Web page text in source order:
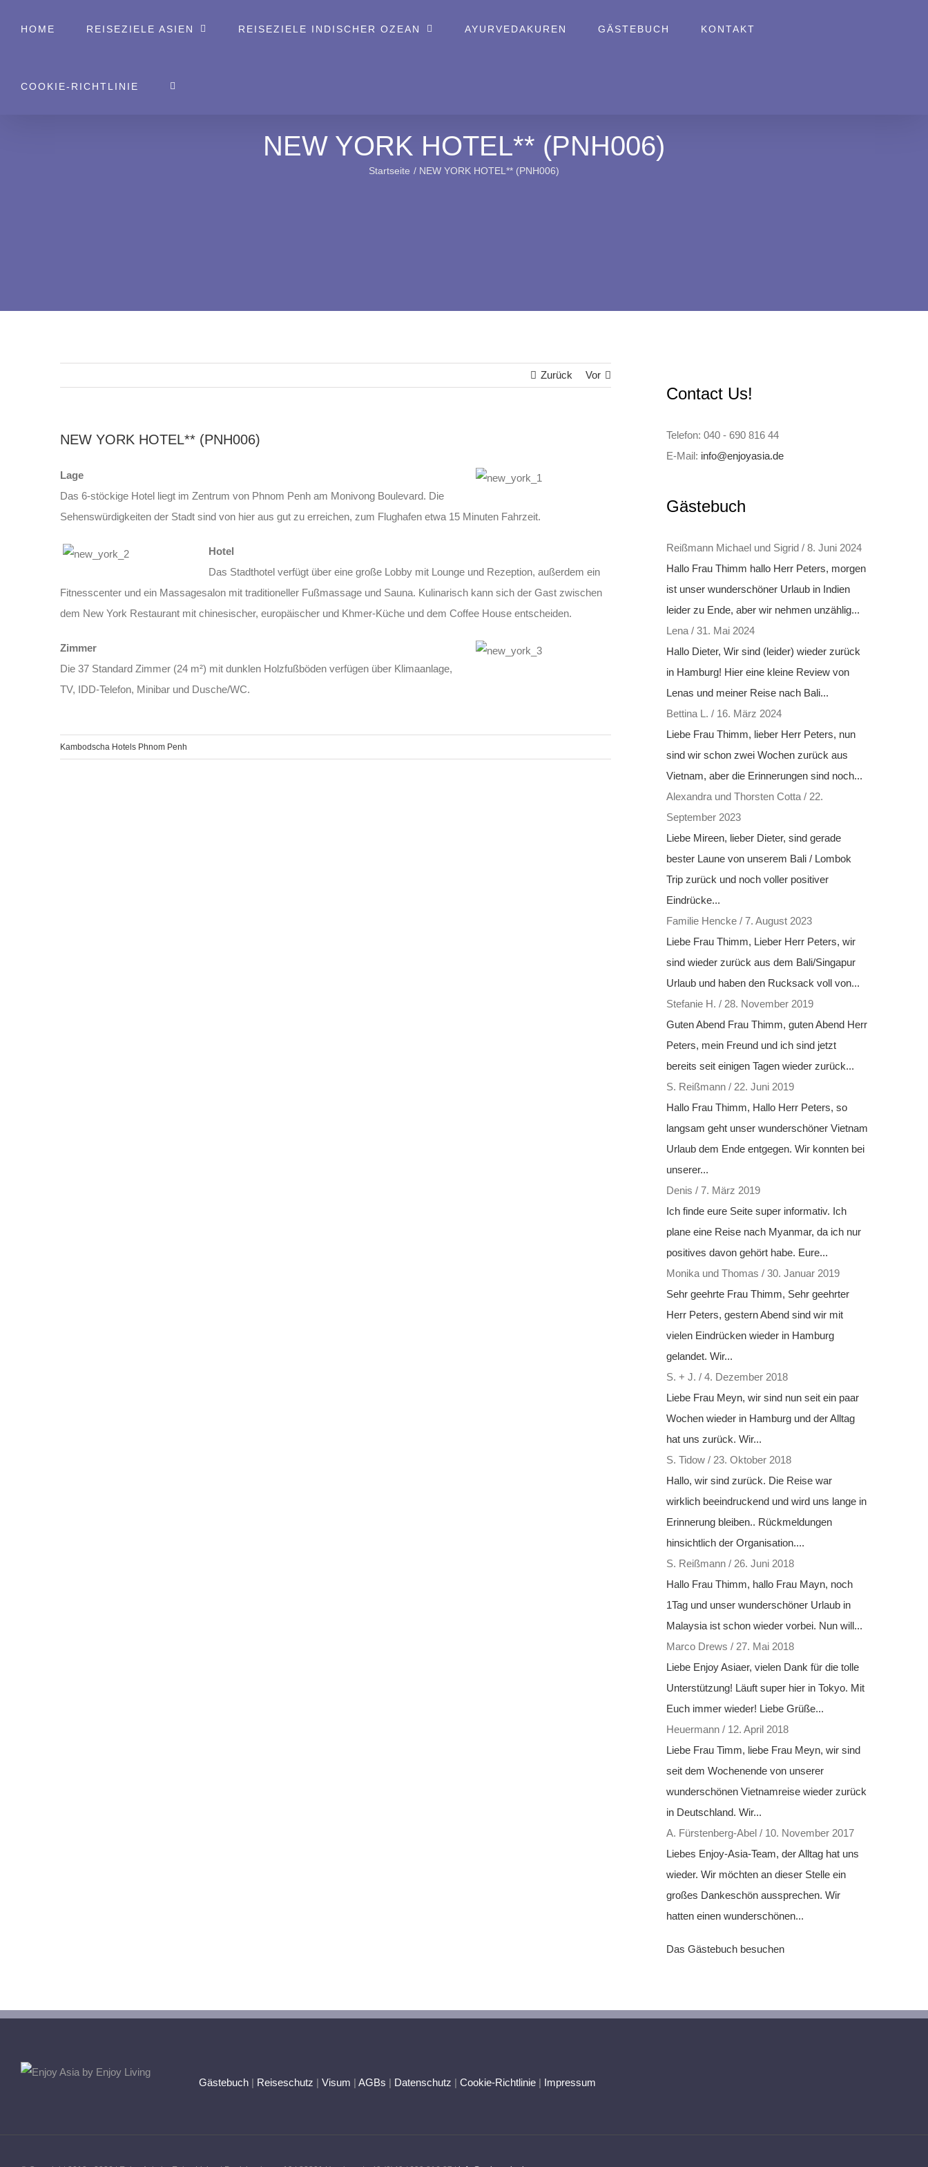
InhaltHOME REISEZIELE ASIEN REISEZIELE INDISCHER OZEAN AYURVEDAKUREN GÄSTEBUCH KONTAKT
COOKIE-RICHTLINIE
NEW YORK HOTEL** (PNH006)
Startseite NEW YORK HOTEL** (PNH006)
Zurück Vor
NEW YORK HOTEL** (PNH006)
Lage
Das 6-stöckige Hotel liegt im Zentrum von Phnom Penh am Monivong Boulevard. Die
Sehenswürdigkeiten der Stadt sind von hier aus gut zu erreichen, zum Flughafen etwa 15 Minuten Fahrzeit.
Hotel
Das Stadthotel verfügt über eine große Lobby mit Lounge und Rezeption, außerdem ein
Fitnesscenter und ein Massagesalon mit traditioneller Fußmassage und Sauna. Kulinarisch kann sich der Gast zwischen
dem New York Restaurant mit chinesischer, europäischer und Khmer-Küche und dem Coffee House entscheiden.
Zimmer
Die 37 Standard Zimmer (24 m²) mit dunklen Holzfußböden verfügen über Klimaanlage,
TV, IDD-Telefon, Minibar und Dusche/WC.
Kambodscha Hotels Phnom Penh
Contact Us!
Telefon: 040 - 690 816 44
E-Mail: info@enjoyasia.de
Gästebuch
Reißmann Michael und Sigrid/ 8. Juni 2024
Hallo Frau Thimm hallo Herr Peters, morgen
ist unser wunderschöner Urlaub in Indien
leider zu Ende, aber wir nehmen unzählig...
Lena/ 31. Mai 2024
Hallo Dieter, Wir sind (leider) wieder zurück
in Hamburg! Hier eine kleine Review von
Lenas und meiner Reise nach Bali...
Bettina L. / 16. März 2024
Liebe Frau Thimm, lieber Herr Peters, nun
sind wir schon zwei Wochen zurück aus
Vietnam, aber die Erinnerungen sind noch...
Alexandra und Thorsten Cotta/ 22.
September 2023
Liebe Mireen, lieber Dieter, sind gerade
bester Laune von unserem Bali / Lombok
Trip zurück und noch voller positiver
Eindrücke...
Familie Hencke/ 7. August 2023
Liebe Frau Thimm, Lieber Herr Peters, wir
sind wieder zurück aus dem Bali/Singapur
Urlaub und haben den Rucksack voll von...
Stefanie H. / 28. November 2019
Guten Abend Frau Thimm, guten Abend Herr
Peters, mein Freund und ich sind jetzt
bereits seit einigen Tagen wieder zurück...
S. Reißmann/ 22. Juni 2019
Hallo Frau Thimm, Hallo Herr Peters, so
langsam geht unser wunderschöner Vietnam
Urlaub dem Ende entgegen. Wir konnten bei
unserer...
Denis / 7. März 2019
Ich finde eure Seite super informativ. Ich
plane eine Reise nach Myanmar, da ich nur
positives davon gehört habe. Eure...
Monika und Thomas / 30. Januar 2019
Sehr geehrte Frau Thimm, Sehr geehrter
Herr Peters, gestern Abend sind wir mit
vielen Eindrücken wieder in Hamburg
gelandet. Wir...
S. + J. / 4. Dezember 2018
Liebe Frau Meyn, wir sind nun seit ein paar
Wochen wieder in Hamburg und der Alltag
hat uns zurück. Wir...
S. Tidow/ 23. Oktober 2018
Hallo, wir sind zurück. Die Reise war
wirklich beeindruckend und wird uns lange in
Erinnerung bleiben.. Rückmeldungen
hinsichtlich der Organisation....
S. Reißmann/ 26. Juni 2018
Hallo Frau Thimm, hallo Frau Mayn, noch
1Tag und unser wunderschöner Urlaub in
Malaysia ist schon wieder vorbei. Nun will...
Marco Drews / 27. Mai 2018
Liebe Enjoy Asiaer, vielen Dank für die tolle
Unterstützung! Läuft super hier in Tokyo. Mit
Euch immer wieder! Liebe Grüße...
Heuermann/ 12. April 2018
Liebe Frau Timm, liebe Frau Meyn, wir sind
seit dem Wochenende von unserer
wunderschönen Vietnamreise wieder zurück
in Deutschland. Wir...
A. Fürstenberg-Abel/ 10. November 2017
Liebes Enjoy-Asia-Team, der Alltag hat uns
wieder. Wir möchten an dieser Stelle ein
großes Dankeschön aussprechen. Wir
hatten einen wunderschönen...
Das Gästebuch besuchen
Gästebuch | Reiseschutz | Visum | AGBs | Datenschutz | Cookie-Richtlinie | Impressum